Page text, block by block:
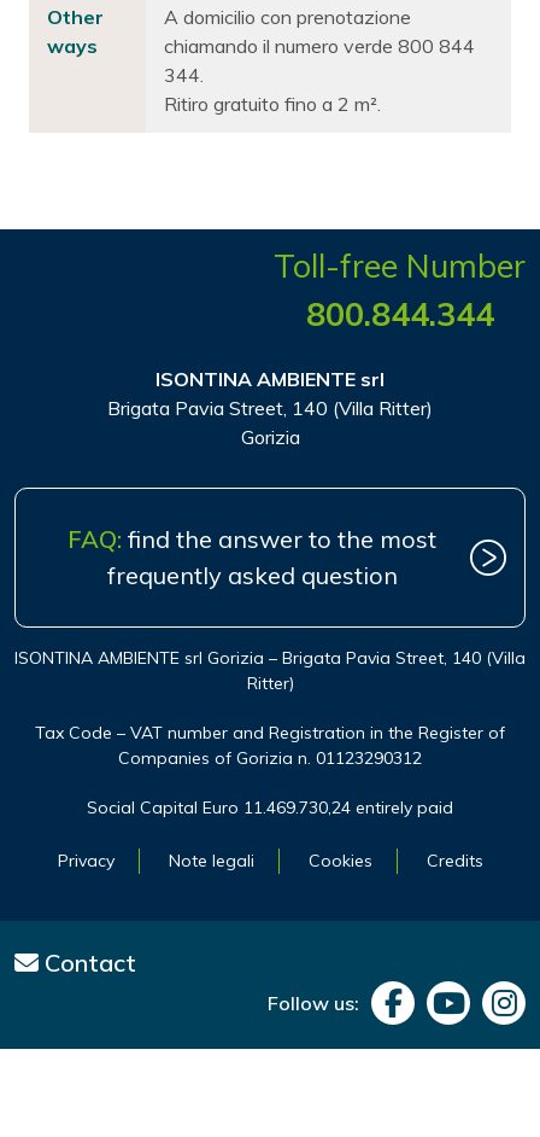
Other
ways
A domicilio con prenotazione
chiamando il numero verde 800 844
344.
Ritiro gratuito fino a 2 m².
Toll-free Number
800.844.344
ISONTINA AMBIENTE srl
Brigata Pavia Street, 140 (Villa Ritter)
Gorizia
FAQ: find the answer to the most
frequently asked question
ISONTINA AMBIENTE srl Gorizia – Brigata Pavia Street, 140 (Villa
Ritter)
Tax Code – VAT number and Registration in the Register of
Companies of Gorizia n. 01123290312
Social Capital Euro 11.469.730,24 entirely paid
Privacy Note legali Cookies Credits
Contact
Follow us: